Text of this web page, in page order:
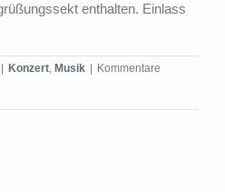
enthalten. Einlass
Konzert, Musik
Kommentare